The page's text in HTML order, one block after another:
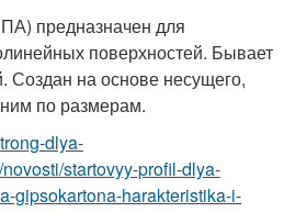
предназначен для
поверхностей. Бывает
Создан на основе несущего,
по размерам.
dlya-
startovyy-profil-dlya-
gipsokartona-harakteristika-i-